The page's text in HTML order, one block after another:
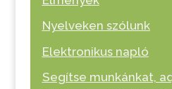
Nyelveken szólunk
Elektronikus napló
Segítse munkánkat,